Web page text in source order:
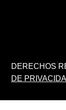
DERECHOS
DE